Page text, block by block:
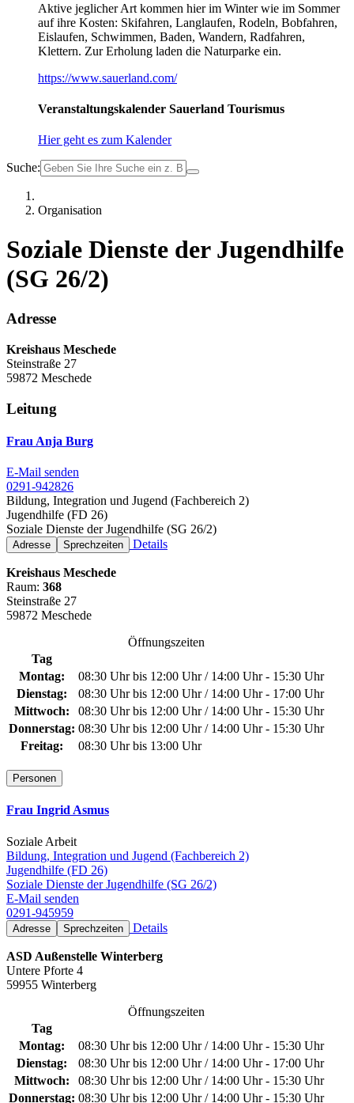
Aktive jeglicher Art kommen hier im Winter wie im Sommer
auf ihre Kosten: Skifahren, Langlaufen, Rodeln, Bobfahren,
Eislaufen, Schwimmen, Baden, Wandern, Radfahren,
Klettern. Zur Erholung laden die Naturparke ein.
https://www.sauerland.com/
Veranstaltungskalender Sauerland Tourismus
Hier geht es zum Kalender
Suche:
Organisation
Soziale Dienste der Jugendhilfe
(SG 26/2)
Adresse
Kreishaus Meschede
Steinstraße 27
59872 Meschede
Leitung
Frau Anja Burg
E-Mail senden
0291-942826
Bildung, Integration und Jugend (Fachbereich 2)
Jugendhilfe (FD 26)
Soziale Dienste der Jugendhilfe (SG 26/2)
Adresse Sprechzeiten Details
Kreishaus Meschede
Raum: 368
Steinstraße 27
59872 Meschede
Öffnungszeiten
Tag
Montag:
08:30 Uhr bis 12:00 Uhr / 14:00 Uhr - 15:30 Uhr
Dienstag:
08:30 Uhr bis 12:00 Uhr / 14:00 Uhr - 17:00 Uhr
Mittwoch:
08:30 Uhr bis 12:00 Uhr / 14:00 Uhr - 15:30 Uhr
Donnerstag: 08:30 Uhr bis 12:00 Uhr / 14:00 Uhr - 15:30 Uhr
Freitag:
08:30 Uhr bis 13:00 Uhr
Personen
Frau Ingrid Asmus
Soziale Arbeit
Bildung, Integration und Jugend (Fachbereich 2)
Jugendhilfe (FD 26)
Soziale Dienste der Jugendhilfe (SG 26/2)
E-Mail senden
0291-945959
Adresse Sprechzeiten Details
ASD Außenstelle Winterberg
Untere Pforte 4
59955 Winterberg
Öffnungszeiten
Tag
Montag:
08:30 Uhr bis 12:00 Uhr / 14:00 Uhr - 15:30 Uhr
Dienstag:
08:30 Uhr bis 12:00 Uhr / 14:00 Uhr - 17:00 Uhr
Mittwoch:
08:30 Uhr bis 12:00 Uhr / 14:00 Uhr - 15:30 Uhr
Donnerstag: 08:30 Uhr bis 12:00 Uhr / 14:00 Uhr - 15:30 Uhr